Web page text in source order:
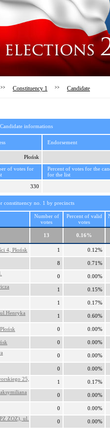
>> Constituency 1 >> Candidate
Candidate informations
Endorsement
Płońsk
of votes for
Percent of votes for the
for the list
330
constituency no. 1 by precincts
Number of
votes
Percent of valid
votes
13 0.16%
4, Płońsk 1 0.12%
8 0.71%
0 0.00%
1 0.15%
1 0.17%
1 0.60%
0 0.00%
0 0.00%
0 0.00%
0 0.00%
25,
1 0.17%
0 0.00%
0 0.00%
ZOZ), ul.
0 0.00%